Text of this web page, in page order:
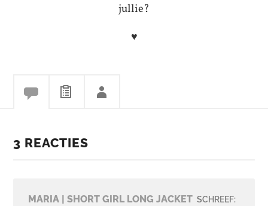
jullie?
♥
3 REACTIES
MARIA | SHORT GIRL LONG JACKET SCHREEF: